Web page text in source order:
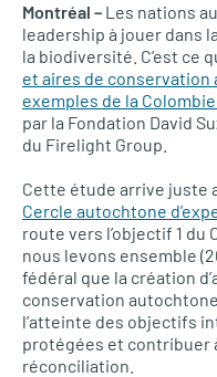
Montréal – Les nations
leadership à jouer dans
la biodiversité. C’est ce
et aires de
exemples de la
par la Fondation David
du Firelight Group.
Cette étude arrive juste
Cercle autochtone
route vers l’objectif 1 du
nous levons ensemble
fédéral que la création
conservation
l’atteinte des objectifs
protégées et contribuer
réconciliation.